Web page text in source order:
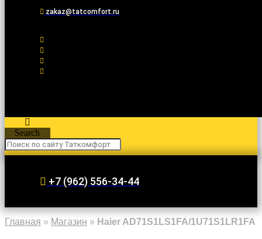
zakaz@tatcomfort.ru
Search
+7 (962) 556-34-44
Главная » Магазин » Haier AD71S1LS1FA/1U71S1LR1FA